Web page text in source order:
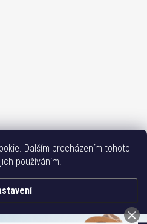
Dalším procházením tohoto
používáním.
. Všechna práva vyhrazena.